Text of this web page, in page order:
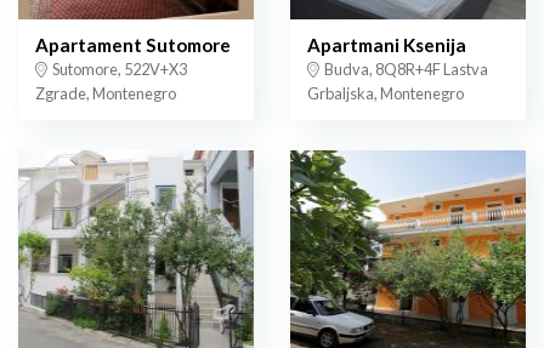
Apartament Sutomore
Sutomore, 522V+X3
Zgrade, Montenegro
Apartmani Ksenija
Budva, 8Q8R+4F Lastva
Grbaljska, Montenegro